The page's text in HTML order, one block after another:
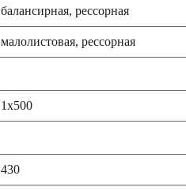
балансирная, рессорная
малолистовая, рессорная
1х500
430